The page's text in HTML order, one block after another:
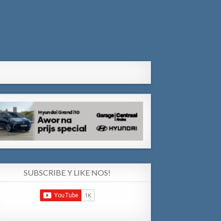
SUBSCRIBE Y LIKE NOS!